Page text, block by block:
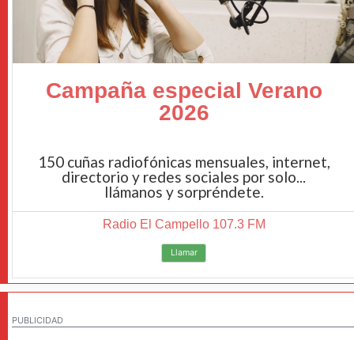
Campaña especial Verano
2026
150 cuñas radiofónicas mensuales, internet,
directorio y redes sociales por solo...
llámanos y sorpréndete.
Radio El Campello 107.3 FM
Llamar
PUBLICIDAD